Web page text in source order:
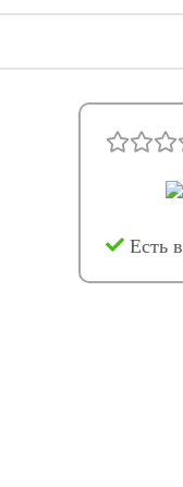
Есть